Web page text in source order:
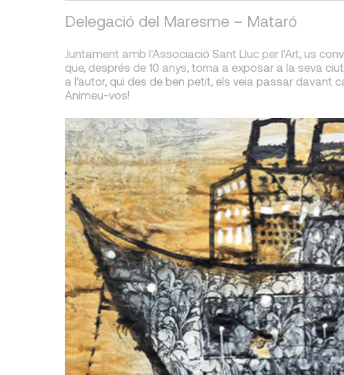
Delegació del Maresme – Mataró
Juntament amb l'Associació Sant Lluc per l'Art, us
que, després de 10 anys, torna a exposar a la seva
a l'autor, qui des de ben petit, els veia passar davant
Animeu-vos!